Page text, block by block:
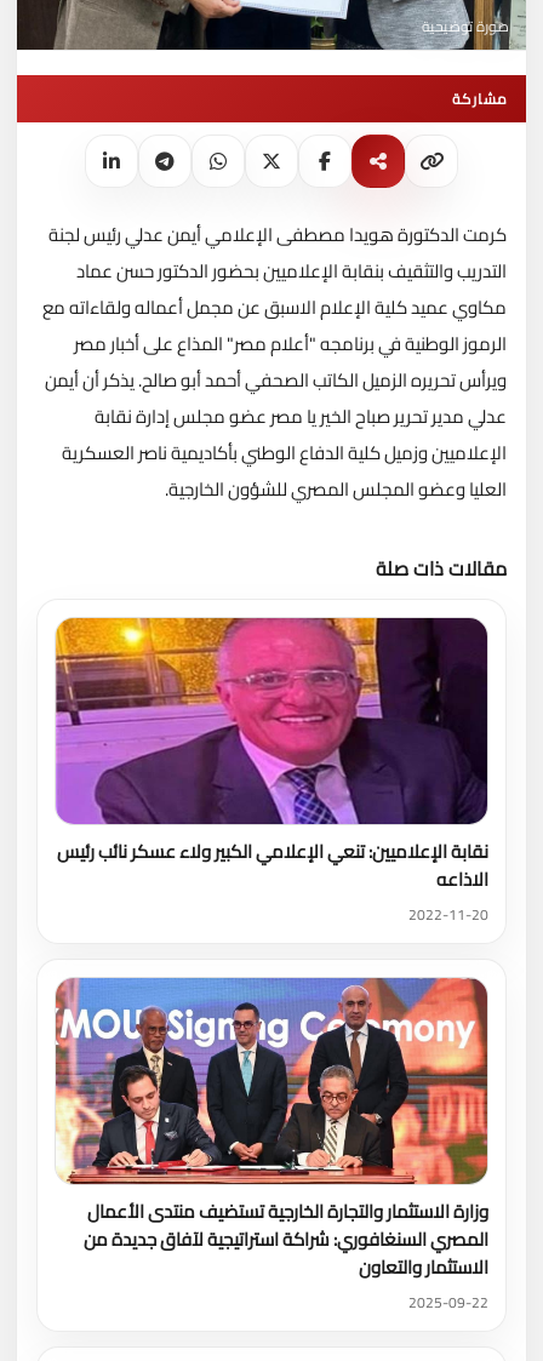
صورة توضيحية
مشاركة
كرمت الدكتورة هويدا مصطفى الإعلامي أيمن عدلي رئيس لجنة
التدريب والتثقيف بنقابة الإعلاميين بحضور الدكتور حسن عماد
مكاوي عميد كلية الإعلام الاسبق عن مجمل أعماله ولقاءاته مع
الرموز الوطنية في برنامجه "أعلام مصر" المذاع على أخبار مصر
ويرأس تحريره الزميل الكاتب الصحفي أحمد أبو صالح.يذكر أن أيمن
عدلي مدير تحرير صباح الخير يا مصر عضو مجلس إدارة نقابة
الإعلاميين وزميل كلية الدفاع الوطني بأكاديمية ناصر العسكرية
العليا وعضو المجلس المصري للشؤون الخارجية.
مقالات ذات صلة
نقابة الإعلاميين: تنعي الإعلامي الكبير ولاء عسكر نائب رئيس
الاذاعه
2022-11-20
وزارة الاستثمار والتجارة الخارجية تستضيف منتدى الأعمال
المصري السنغافوري: شراكة استراتيجية لآفاق جديدة من
الاستثمار والتعاون
2025-09-22